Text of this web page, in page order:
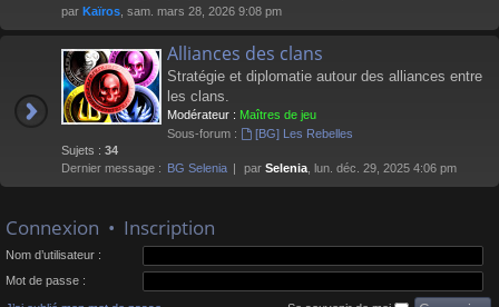
par Kaïros , sam. mars 28, 2026 9:08 pm
Alliances des clans
Stratégie et diplomatie autour des alliances entre
les clans.
Modérateur : Maîtres de jeu
Sous-forum :
[BG] Les Rebelles
Sujets : 34
Dernier message : BG Selenia par Selenia , lun. déc. 29, 2025 4:06 pm
Connexion • Inscription
Nom d’utilisateur :
Mot de passe :